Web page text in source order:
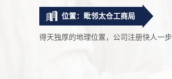
位置：毗邻太仓工商局
得天独厚的地理位置，公司注册快人一步